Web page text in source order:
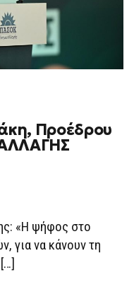
Προέδρου
«Η ψήφος στο
για να κάνουν τη